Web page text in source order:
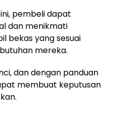
pembeli dapat
dan menikmati
bekas yang sesuai
mereka.
dan dengan panduan
membuat keputusan